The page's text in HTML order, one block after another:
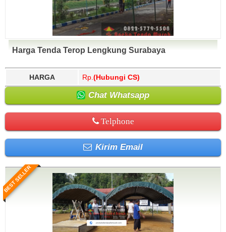
Harga Tenda Terop Lengkung Surabaya
HARGA Rp. (Hubungi CS)
Chat Whatsapp
Telphone
Kirim Email
BEST SELLER